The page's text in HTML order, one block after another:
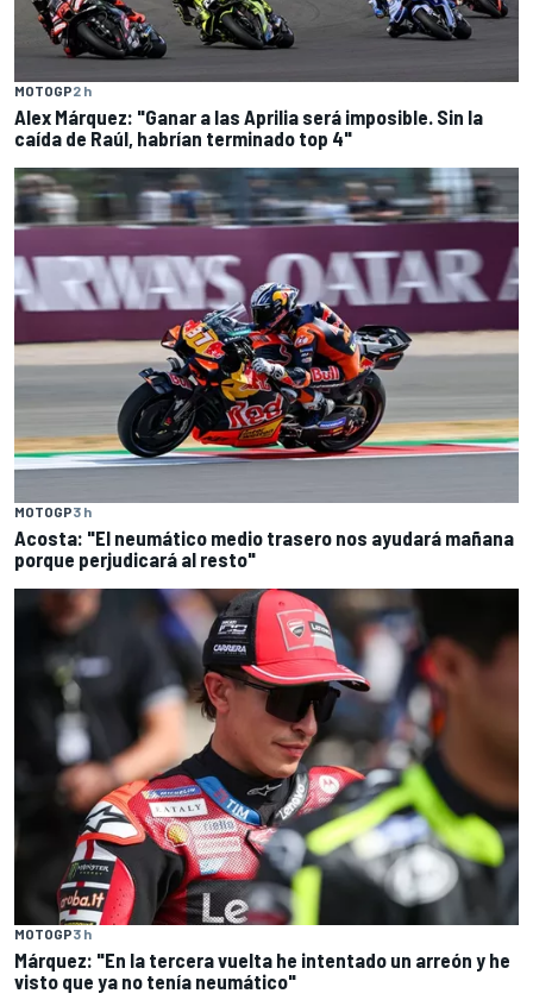
MOTOGP2 h
Alex Márquez: "Ganar a las Aprilia será imposible. Sin la
caída de Raúl, habrían terminado top 4"
MOTOGP3 h
Acosta: "El neumático medio trasero nos ayudará mañana
porque perjudicará al resto"
MOTOGP3 h
Márquez: "En la tercera vuelta he intentado un arreón y he
visto que ya no tenía neumático"